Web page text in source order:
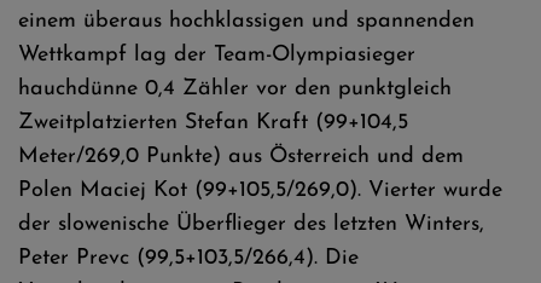
einem überaus hochklassigen und spannenden
Wettkampf lag der Team-Olympiasieger
hauchdünne 0,4 Zähler vor den punktgleich
Zweitplatzierten Stefan Kraft (99+104,5
Meter/269,0 Punkte) aus Österreich und dem
Polen Maciej Kot (99+105,5/269,0). Vierter wurde
der slowenische Überflieger des letzten Winters,
Peter Prevc (99,5+103,5/266,4). Die